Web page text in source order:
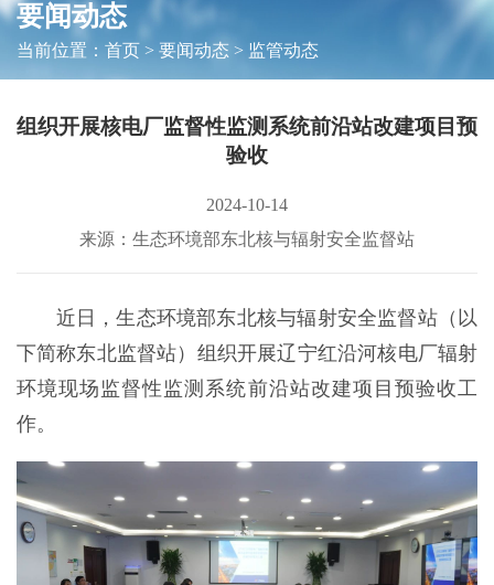
要闻动态
当前位置： 首页> 要闻动态 > 监管动态
组织开展核电厂监督性监测系统前沿站改建项目预
验收
2024-10-14
来源：生态环境部东北核与辐射安全监督站
近日，生态环境部东北核与辐射安全监督站（以
下简称东北监督站）组织开展辽宁红沿河核电厂辐射
环境现场监督性监测系统前沿站改建项目预验收工
作。